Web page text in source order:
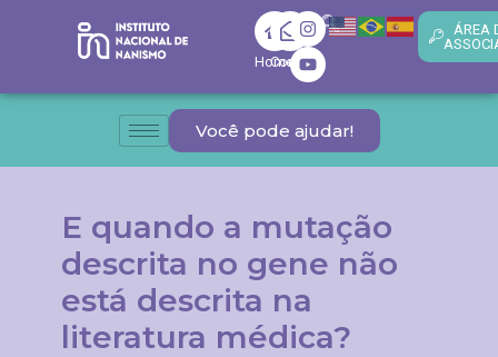
Home
Contato
ÁREA
Você pode ajudar!
E quando a mutação
descrita no gene não
está descrita na
literatura médica?